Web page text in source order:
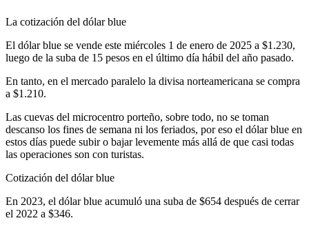
La cotización del dólar blue
El dólar blue se vende este miércoles 1 de enero de 2025 a $1.230,
luego de la suba de 15 pesos en el último día hábil del año pasado.
En tanto, en el mercado paralelo la divisa norteamericana se compra
a $1.210.
Las cuevas del microcentro porteño, sobre todo, no se toman
descanso los fines de semana ni los feriados, por eso el dólar blue en
estos días puede subir o bajar levemente más allá de que casi todas
las operaciones son con turistas.
Cotización del dólar blue
En 2023, el dólar blue acumuló una suba de $654 después de cerrar
el 2022 a $346.